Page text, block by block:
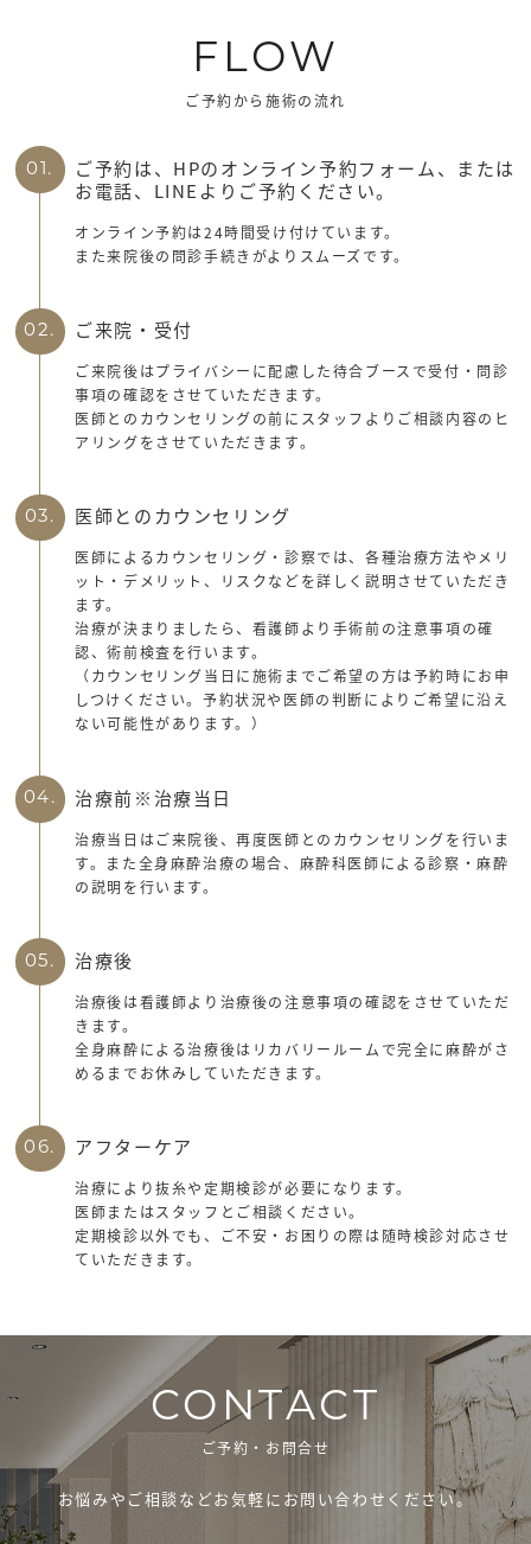
FLOW
ご予約から施術の流れ
01.
ご予約は、HPのオンライン予約フォーム、または
お電話、LINEよりご予約ください。
オンライン予約は24時間受け付けています。
また来院後の問診手続きがよりスムーズです。
02. ご来院・受付
ご来院後はプライバシーに配慮した待合ブースで受付・問診
事項の確認をさせていただきます。
医師とのカウンセリングの前にスタッフよりご相談内容のヒ
アリングをさせていただきます。
03. 医師とのカウンセリング
医師によるカウンセリング・診察では、各種治療方法やメリ
ット・デメリット、リスクなどを詳しく説明させていただき
ます。
治療が決まりましたら、看護師より手術前の注意事項の確
認、術前検査を行います。
（カウンセリング当日に施術までご希望の方は予約時にお申
しつけください。予約状況や医師の判断によりご希望に沿え
ない可能性があります。）
04. 治療前※治療当日
治療当日はご来院後、再度医師とのカウンセリングを行いま
す。また全身麻酔治療の場合、麻酔科医師による診察・麻酔
の説明を行います。
05. 治療後
治療後は看護師より治療後の注意事項の確認をさせていただ
きます。
全身麻酔による治療後はリカバリールームで完全に麻酔がさ
めるまでお休みしていただきます。
06. アフターケア
治療により抜糸や定期検診が必要になります。
医師またはスタッフとご相談ください。
定期検診以外でも、ご不安・お困りの際は随時検診対応させ
ていただきます。
CONTACT
ご予約・お問合せ
お悩みやご相談などお気軽にお問い合わせください。